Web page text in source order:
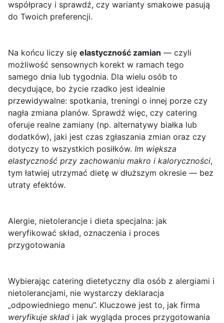
współpracy i sprawdź, czy warianty smakowe pasują
do Twoich preferencji.
Na końcu liczy się elastyczność zamian — czyli
możliwość sensownych korekt w ramach tego
samego dnia lub tygodnia. Dla wielu osób to
decydujące, bo życie rzadko jest idealnie
przewidywalne: spotkania, treningi o innej porze czy
nagła zmiana planów. Sprawdź więc, czy catering
oferuje realne zamiany (np. alternatywy białka lub
dodatków), jaki jest czas zgłaszania zmian oraz czy
dotyczy to wszystkich posiłków. Im większa
elastyczność przy zachowaniu makro i kaloryczności,
tym łatwiej utrzymać dietę w dłuższym okresie — bez
utraty efektów.
Alergie, nietolerancje i dieta specjalna: jak
weryfikować skład, oznaczenia i proces
przygotowania
Wybierając catering dietetyczny dla osób z alergiami i
nietolerancjami, nie wystarczy deklaracja
„odpowiedniego menu”. Kluczowe jest to, jak firma
weryfikuje skład i jak wygląda proces przygotowania